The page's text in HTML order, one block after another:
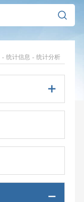
- 统计信息 - 统计分析